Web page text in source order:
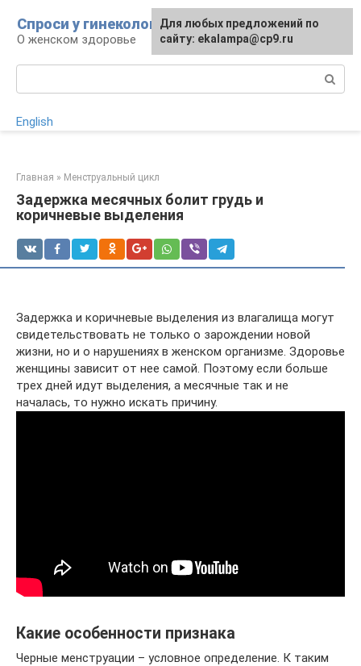
контенту
Спроси у гинеколога
О женском здоровье
English
Главная » Менструальный цикл
Задержка месячных болит грудь и
коричневые выделения
Задержка и коричневые выделения из влагалища могут
свидетельствовать не только о зарождении новой
жизни, но и о нарушениях в женском организме. Здоровье
женщины зависит от нее самой. Поэтому если больше
трех дней идут выделения, а месячные так и не
началась, то нужно искать причину.
Какие особенности признака
Черные менструации – условное определение. К таким
Для любых предложений по
сайту: [email protected]
Для любых предложений по
сайту: ekalampa@cp9.ru